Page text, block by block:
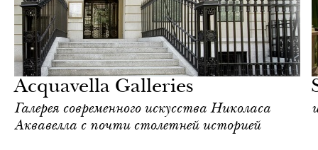
Acquavella Galleries
Галерея современного искусства Николаса
Аквавелла с почти столетней историей
Йорк